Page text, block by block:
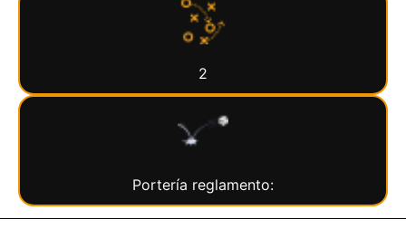
2
Portería reglamento: